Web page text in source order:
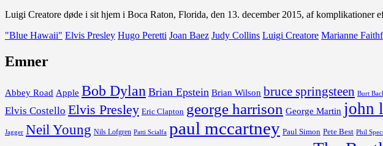
Luigi Creatore døde i sit hjem i Boca Raton, Florida, den 13. december 2015, af komplikationer
"Blue Hawaii" Elvis Presley Hugo Peretti Joan Baez Judy Collins Luigi Creatore Marianne
Emner
Abbey Road Apple Bob Dylan Brian Epstein Brian Wilson bruce springsteen Burt
Elvis Costello Elvis Presley Eric Clapton george harrison George Martin john
Jagger Neil Young Nils Lofgren Patti Scialfa paul mccartney Paul Simon Pete Best Phil